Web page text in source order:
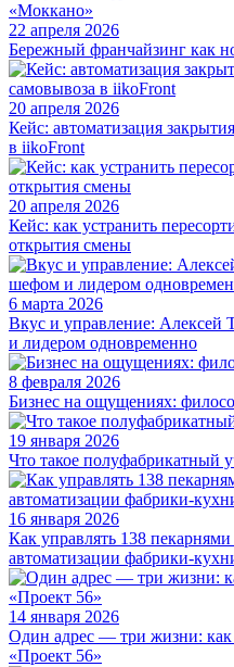
22 апреля 2026
Бережный франчайзинг как
20 апреля 2026
Кейс: автоматизация
в iikoFront
20 апреля 2026
Кейс: как устранить
открытия смены
6 марта 2026
Вкус и управление: Алексей
и лидером одновременно
8 февраля 2026
Бизнес на ощущениях:
19 января 2026
Что такое полуфабрикатный
16 января 2026
Как управлять 138
автоматизации фабрики-
14 января 2026
Один адрес — три жизни: как
«Проект 56»